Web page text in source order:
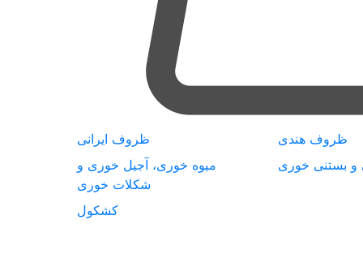
ظروف ایرانی ظروف هندی
میوه خوری، آجیل خوری و
شکلات خوری
و بستنی خوری
کشکول